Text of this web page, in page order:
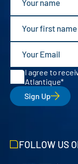
I agree to
Atlantique
Sign Up
FOLLOW US